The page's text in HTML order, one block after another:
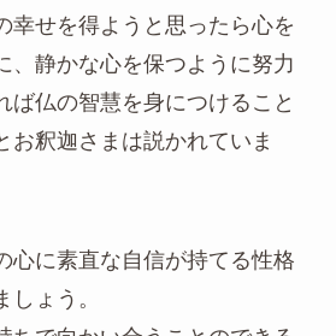
幸せを得ようと思ったら心を
、静かな心を保つように努力
ば仏の智慧を身につけること
お釈迦さまは説かれていま
に素直な自信が持てる性格
ょう。